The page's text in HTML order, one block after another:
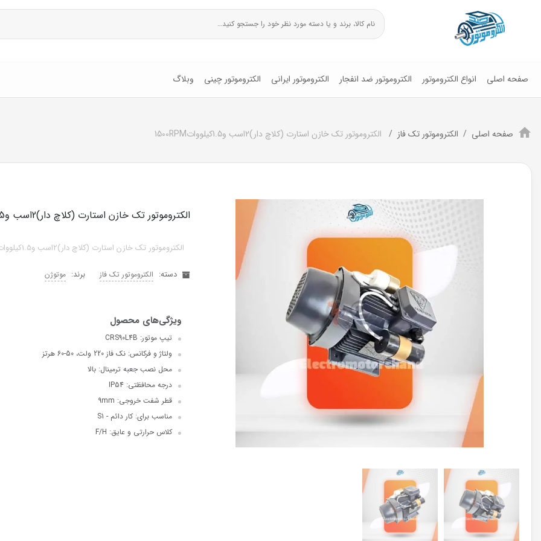
صفحه اصلی انواع الکتروموتور الکتروموتور ضد انفجار الکتروموتور ایرانی الکتروموتور چینی وبلاگ
صفحه اصلی الکتروموتور تک فاز الکتروموتور تک خازن استارت (کلاچ دار)2اسب و1.5کیلووات1500RPM
الکتروموتور تک خازن استارت (کلاچ دار)2اسب و1.5کیلووات1500RPM
الکتروموتور تک خازن استارت (کلاچ دار)2اسب و1.5کیلووات1500RPM
دسته: الکتروموتور تک فاز برند: موتوژن
تیپ موتور: CRS90L4B
ولتاژ و فرکانس: نک فاز 220 ولت، 50-60 هرتز
محل نصب جعبه ترمینال: بالا
درجه محافظتی: IP54
قطر شفت خروجی: 9mm
مناسب برای: کار دائم - S1
کلاس حرارتی و عایق: F/H